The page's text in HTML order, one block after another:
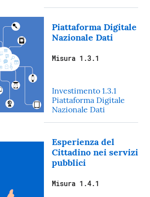
Piattaforma Digitale
Nazionale Dati
Misura 1.3.1
Investimento 1.3.1
Piattaforma Digitale
Nazionale Dati
Esperienza del
Cittadino nei servizi
pubblici
Misura 1.4.1